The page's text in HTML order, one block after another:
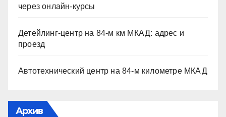
через онлайн-курсы
Детейлинг-центр на 84-м км МКАД: адрес и
проезд
Автотехнический центр на 84-м километре МКАД
Архив